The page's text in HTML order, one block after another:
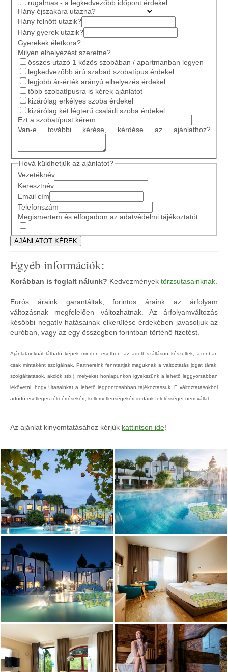
rugalmas - a legkedvezőbb időpont érdekel
Hány éjszakára utazna?
Hány felnőtt utazik?
Hány gyerek utazik?
Gyerekek életkora?
Milyen elhelyezést szeretne?
összes utazó 1 közös szobában / apartmanban legyen
legkedvezőbb árú szabad szobatípus érdekel
legjobb ár-érték arányú elhelyezés érdekel
több szobatípusra is kérek ajánlatot
kizárólag erkélyes szoba érdekel
kizárólag két légterű családi szoba érdekel
Ezt a szobatípust kérem:
Van-e további kérése, kérdése az ajánlathoz?
Hová küldhetjük az ajánlatot?
Vezetéknév
Keresztnév
Email cím
Telefonszám
Megismertem és elfogadom az adatvédelmi tájékoztatót:
Egyéb információk:
Korábban is foglalt nálunk? Kedvezmények törzsutasainknak.
Eurós áraink garantáltak, forintos áraink az árfolyam
változásnak megfelelően változhatnak. Az árfolyamváltozás
későbbi negatív hatásainak elkerülése érdekében javasoljuk az
euróban, vagy az egy összegben forintban történő fizetést.
Ajánlatainknál látható képek minden esetben az adott szálláson készültek, azonban
csak mintaként szolgálnak. Partnereink fenntartják maguknak a változtatás jogát (árak,
szolgáltatások, akciók stb.), melyeket honlapunkon igyekszünk a lehető leggyorsabban
lekövetni, hogy Utasainkat a lehető legpontosabban tájékoztassuk. E változtatásokból
adódó esetleges félreértésekért, kellemetlenségekért irodánk felelősséget nem vállal.
Az ajánlat kinyomtatásához kérjük kattintson ide!